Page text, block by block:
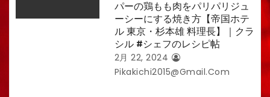
パーの鶏もも肉をパリパリジュ
ーシーにする焼き方【帝国ホテ
ル 東京・杉本雄 料理長】｜クラ
シル #シェフのレシピ帖
2月 22, 2024
Pikakichi2015@gmail.com